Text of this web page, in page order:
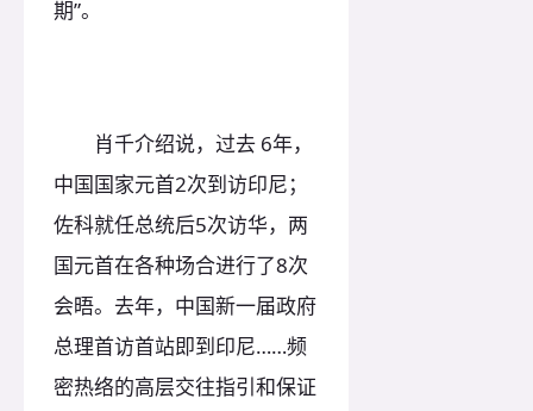
期”。
肖千介绍说，过去 6年，
中国国家元首2次到访印尼；
佐科就任总统后5次访华，两
国元首在各种场合进行了8次
会晤。去年，中国新一届政府
总理首访首站即到印尼……频
密热络的高层交往指引和保证